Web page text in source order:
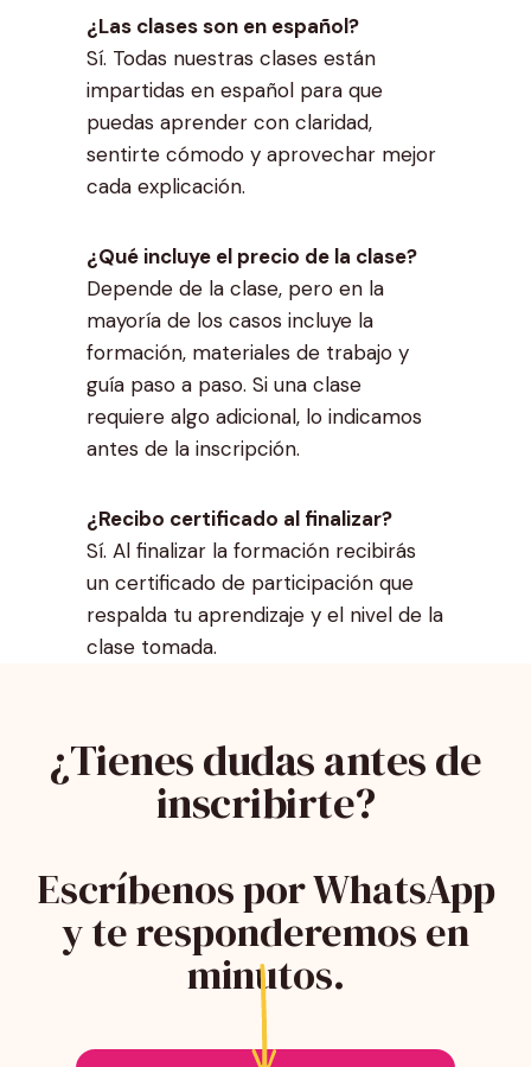
¿Las clases son en español?
Sí. Todas nuestras clases están
impartidas en español para que
puedas aprender con claridad,
sentirte cómodo y aprovechar mejor
cada explicación.
¿Qué incluye el precio de la clase?
Depende de la clase, pero en la
mayoría de los casos incluye la
formación, materiales de trabajo y
guía paso a paso. Si una clase
requiere algo adicional, lo indicamos
antes de la inscripción.
¿Recibo certificado al finalizar?
Sí. Al finalizar la formación recibirás
un certificado de participación que
respalda tu aprendizaje y el nivel de la
clase tomada.
¿Tienes dudas antes de
inscribirte?
Escríbenos por WhatsApp
y te responderemos en
minutos.